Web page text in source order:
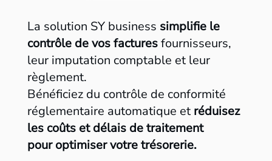
La solution SY business simplifie le
contrôle de vos facturesfournisseurs,
leur imputation comptable et leur
règlement.
Bénéficiez du contrôle de conformité
réglementaire automatique etréduisez
les coûts et délais de traitement
pour optimiser votre trésorerie.